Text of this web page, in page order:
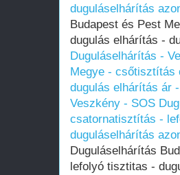
duguláselhárítás
Budapest és Pest
dugulás elhárítás -
Duguláselhárítás -
Megye - csőtisztítás
dugulás elhárítás ár
Veszkény - SOS
csatornatisztítás -
duguláselhárítás
Duguláselhárítás
lefolyó tisztitas -